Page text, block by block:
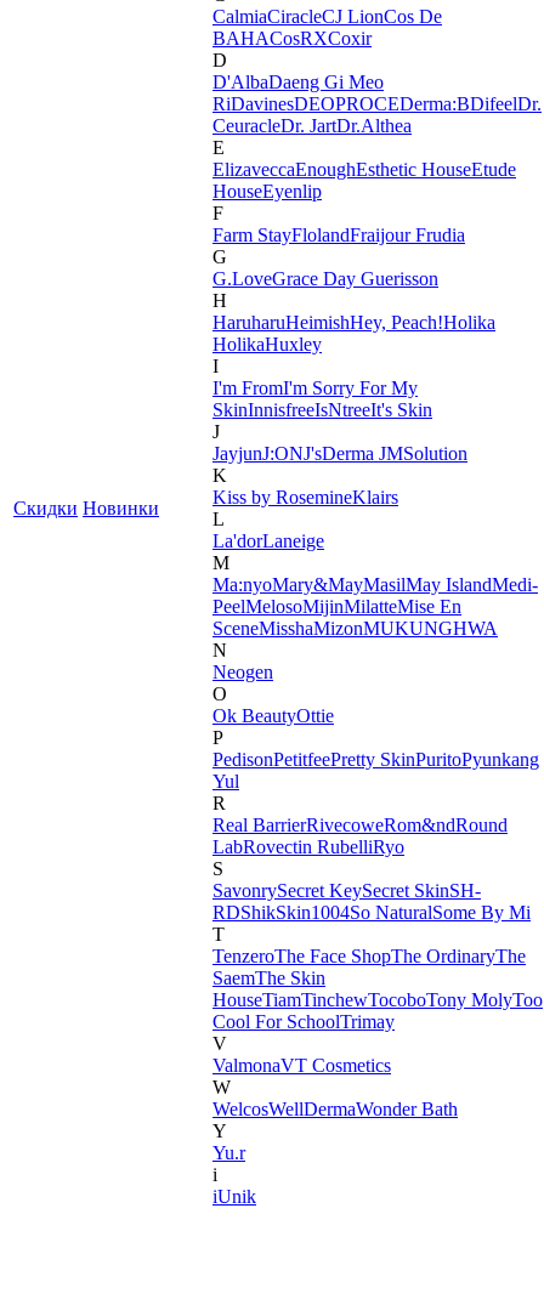
Скидки Новинки
CalmiaCiracleCJ LionCos De
BAHACosRXCoxir
D
D'AlbaDaeng Gi Meo
RiDavinesDEOPROCEDerma:BDifeelDr.
CeuracleDr. JartDr.Althea
E
ElizaveccaEnoughEsthetic HouseEtude
HouseEyenlip
F
Farm StayFlolandFraijourFrudia
G
G.LoveGrace Day Guerisson
H
HaruharuHeimishHey, Peach!Holika
HolikaHuxley
I
I'm FromI'm Sorry For My
SkinInnisfreeIsNtreeIt's Skin
J
JayjunJ:ONJ'sDerma JMSolution
K
Kiss by RosemineKlairs
L
La'dorLaneige
M
Ma:nyoMary&MayMasilMay IslandMedi-
PeelMelosoMijinMilatteMise En
SceneMisshaMizonMUKUNGHWA
N
Neogen
O
Ok BeautyOttie
P
PedisonPetitfeePretty SkinPuritoPyunkang
Yul
R
Real BarrierRivecoweRom&ndRound
LabRovectin RubelliRyo
S
SavonrySecret KeySecret SkinSH-
RDShikSkin1004So NaturalSome By Mi
T
TenzeroThe Face ShopThe OrdinaryThe
SaemThe Skin
HouseTiamTinchewTocoboTony MolyToo
Cool For SchoolTrimay
V
ValmonaVT Cosmetics
W
WelcosWellDermaWonder Bath
Y
Yu.r
i
iUnik